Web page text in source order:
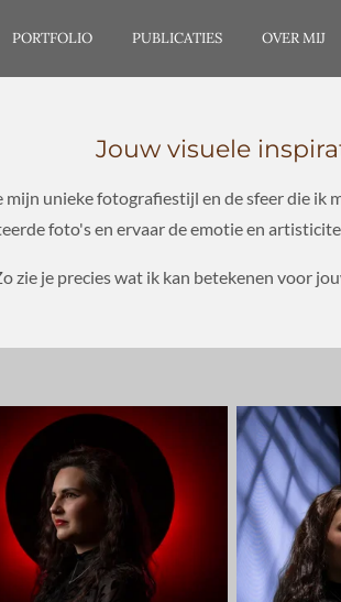
PORTFOLIO PUBLICATIES OVER MIJ
Jouw visuele
unieke fotografiestijl en de sfeer die ik
foto's en ervaar de emotie en
zie je precies wat ik kan betekenen voor